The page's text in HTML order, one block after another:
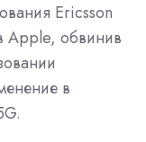
Ericsson
Apple, обвинив
в